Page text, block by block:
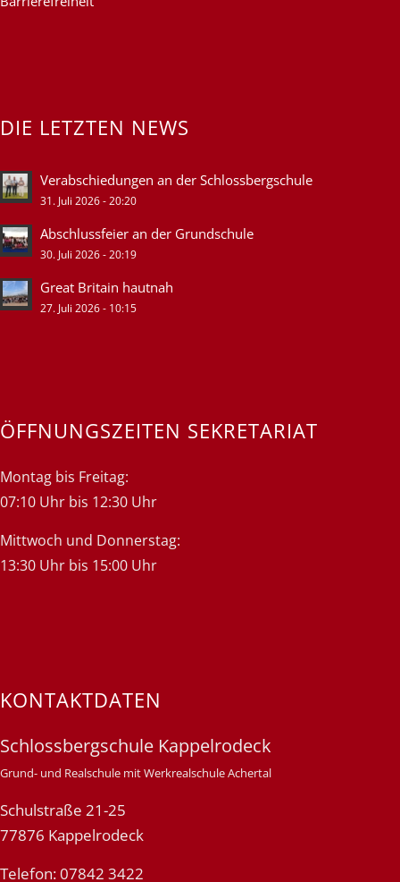
DIE LETZTEN NEWS
Verabschiedungen an der Schlossbergschule
31. Juli 2026 - 20:20
Abschlussfeier an der Grundschule
30. Juli 2026 - 20:19
Great Britain hautnah
27. Juli 2026 - 10:15
ÖFFNUNGSZEITEN SEKRETARIAT
Montag bis Freitag:
07:10 Uhr bis 12:30 Uhr
Mittwoch und Donnerstag:
13:30 Uhr bis 15:00 Uhr
KONTAKTDATEN
Schlossbergschule Kappelrodeck
Grund- und Realschule mit Werkrealschule Achertal
Schulstraße 21-25
77876 Kappelrodeck
Telefon: 07842 3422